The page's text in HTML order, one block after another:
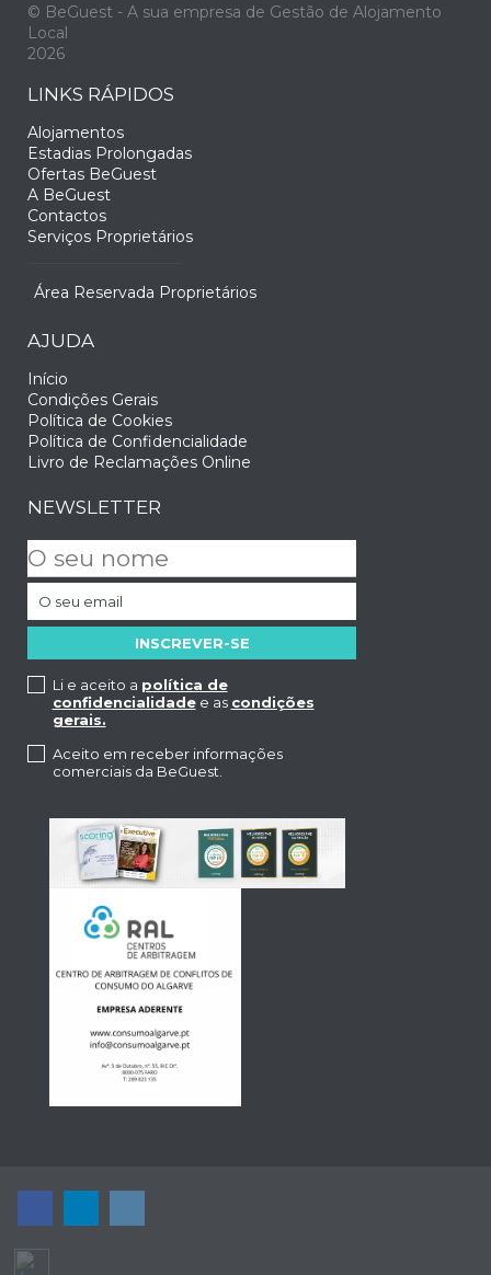
© BeGuest - A sua empresa de Gestão de Alojamento
Local
2026
LINKS RÁPIDOS
Alojamentos
Estadias Prolongadas
Ofertas BeGuest
A BeGuest
Contactos
Serviços Proprietários
Área Reservada Proprietários
AJUDA
Início
Condições Gerais
Política de Cookies
Política de Confidencialidade
Livro de Reclamações Online
NEWSLETTER
Li e aceito a política de
confidencialidadee as condições
gerais.
Aceito em receber informações
comerciais da BeGuest.